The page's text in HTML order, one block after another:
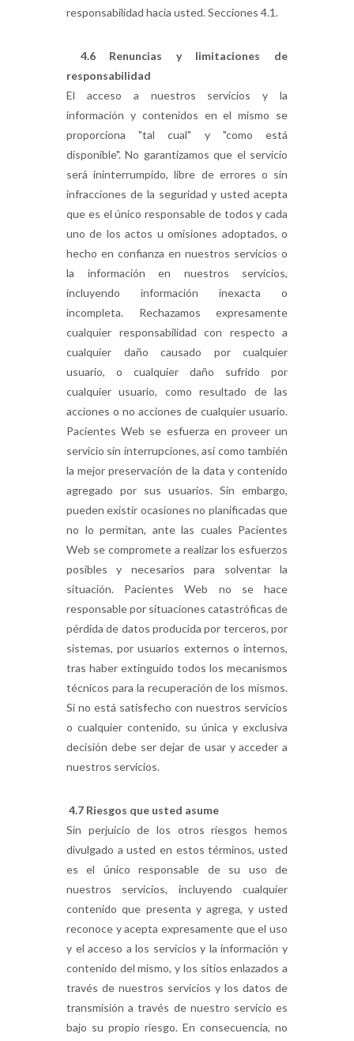
responsabilidad hacia usted. Secciones 4.1.
4.6 Renuncias y limitaciones de
responsabilidad
El acceso a nuestros servicios y la
información y contenidos en el mismo se
proporciona "tal cual" y "como está
disponible". No garantizamos que el servicio
será ininterrumpido, libre de errores o sin
infracciones de la seguridad y usted acepta
que es el único responsable de todos y cada
uno de los actos u omisiones adoptados, o
hecho en confianza en nuestros servicios o
la información en nuestros servicios,
incluyendo información inexacta o
incompleta. Rechazamos expresamente
cualquier responsabilidad con respecto a
cualquier daño causado por cualquier
usuario, o cualquier daño sufrido por
cualquier usuario, como resultado de las
acciones o no acciones de cualquier usuario.
Pacientes Web se esfuerza en proveer un
servicio sin interrupciones, así como también
la mejor preservación de la data y contenido
agregado por sus usuarios. Sin embargo,
pueden existir ocasiones no planificadas que
no lo permitan, ante las cuales Pacientes
Web se compromete a realizar los esfuerzos
posibles y necesarios para solventar la
situación. Pacientes Web no se hace
responsable por situaciones catastróficas de
pérdida de datos producida por terceros, por
sistemas, por usuarios externos o internos,
tras haber extinguido todos los mecanismos
técnicos para la recuperación de los mismos.
Si no está satisfecho con nuestros servicios
o cualquier contenido, su única y exclusiva
decisión debe ser dejar de usar y acceder a
nuestros servicios.
4.7 Riesgos que usted asume
Sin perjuicio de los otros riesgos hemos
divulgado a usted en estos términos, usted
es el único responsable de su uso de
nuestros servicios, incluyendo cualquier
contenido que presenta y agrega, y usted
reconoce y acepta expresamente que el uso
y el acceso a los servicios y la información y
contenido del mismo, y los sitios enlazados a
través de nuestros servicios y los datos de
transmisión a través de nuestro servicio es
bajo su propio riesgo. En consecuencia, no